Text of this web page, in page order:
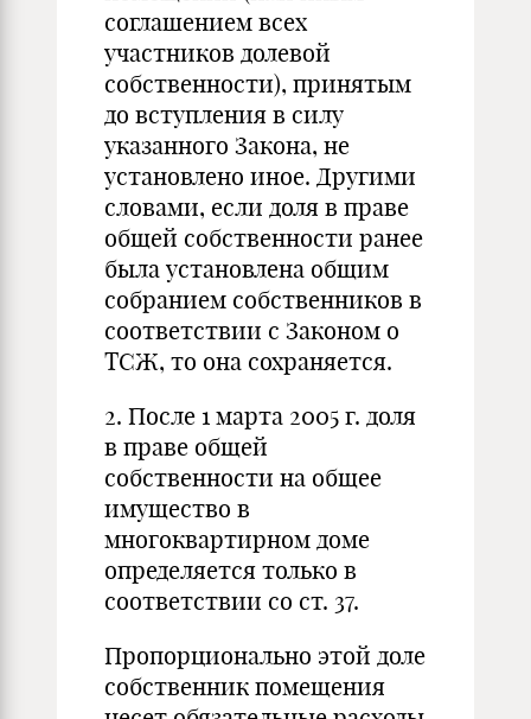
соглашением всех
участников долевой
собственности), принятым
до вступления в силу
указанного Закона, не
установлено иное. Другими
словами, если доля в праве
общей собственности ранее
была установлена общим
собранием собственников в
соответствии с Законом о
ТСЖ, то она сохраняется.
2. После 1 марта 2005 г. доля
в праве общей
собственности на общее
имущество в
многоквартирном доме
определяется только в
соответствии со ст. 37.
Пропорционально этой доле
собственник помещения